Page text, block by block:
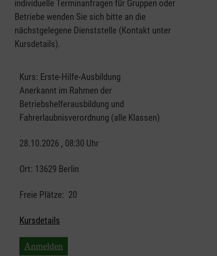
individuelle Terminanfragen für Gruppen oder
Betriebe wenden Sie sich bitte an die
nächstgelegene Dienststelle (Kontakt unter
Kursdetails).
Kurs: Erste-Hilfe-Ausbildung
Anerkannt im Rahmen der
Betriebshelferausbildung und
Fahrerlaubnisverordnung (alle Klassen)
28.10.2026 , 08:30 Uhr
Ort: 13629 Berlin
Freie Plätze: 20
Kursdetails
Anmelden